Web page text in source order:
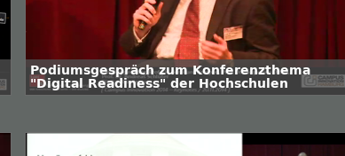
Podiumsgespräch zum Konferenzthema
"Digital Readiness" der Hochschulen